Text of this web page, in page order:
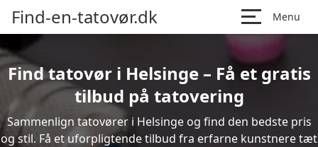
Find-en-tatovør.dk Menu
Find tatovør i Helsinge – Få et gratis
tilbud på tatovering
Sammenlign tatovører i Helsinge og find den bedste pris
og stil. Få et uforpligtende tilbud fra erfarne kunstnere tæt